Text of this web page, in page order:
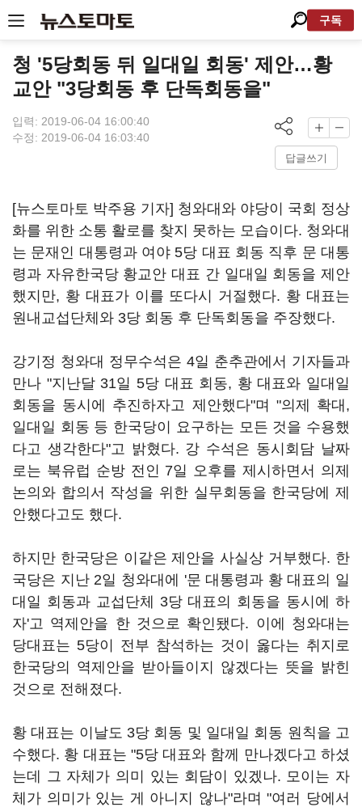
구독
청 '5당회동 뒤 일대일 회동' 제안…황
교안 "3당회동 후 단독회동을"
입력: 2019-06-04 16:00:40
수정: 2019-06-04 16:03:40
답글쓰기
[뉴스토마토 박주용 기자] 청와대와 야당이 국회 정상
화를 위한 소통 활로를 찾지 못하는 모습이다. 청와대
는 문재인 대통령과 여야 5당 대표 회동 직후 문 대통
령과 자유한국당 황교안 대표 간 일대일 회동을 제안
했지만, 황 대표가 이를 또다시 거절했다. 황 대표는
원내교섭단체와 3당 회동 후 단독회동을 주장했다.
강기정 청와대 정무수석은 4일 춘추관에서 기자들과
만나 "지난달 31일 5당 대표 회동, 황 대표와 일대일
회동을 동시에 추진하자고 제안했다"며 "의제 확대,
일대일 회동 등 한국당이 요구하는 모든 것을 수용했
다고 생각한다"고 밝혔다. 강 수석은 동시회담 날짜
로는 북유럽 순방 전인 7일 오후를 제시하면서 의제
논의와 합의서 작성을 위한 실무회동을 한국당에 제
안했다고도 했다.
하지만 한국당은 이같은 제안을 사실상 거부했다. 한
국당은 지난 2일 청와대에 '문 대통령과 황 대표의 일
대일 회동과 교섭단체 3당 대표의 회동을 동시에 하
자'고 역제안을 한 것으로 확인됐다. 이에 청와대는
당대표는 5당이 전부 참석하는 것이 옳다는 취지로
한국당의 역제안을 받아들이지 않겠다는 뜻을 밝힌
것으로 전해졌다.
황 대표는 이날도 3당 회동 및 일대일 회동 원칙을 고
수했다. 황 대표는 "5당 대표와 함께 만나겠다고 하셨
는데 그 자체가 의미 있는 회담이 있겠나. 모이는 자
체가 의미가 있는 게 아니지 않나"라며 "여러 당에서